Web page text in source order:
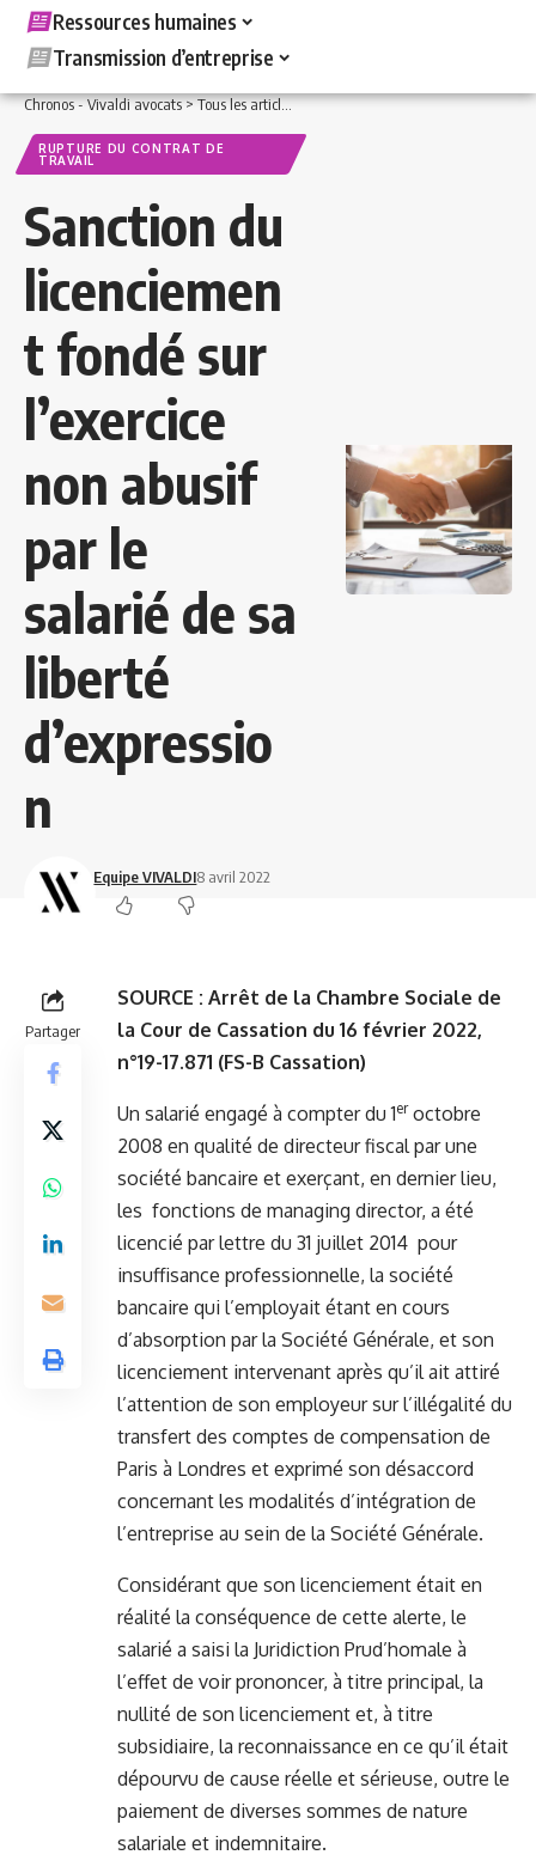
Ressources humaines
Transmission d’entreprise
Chronos - Vivaldi avocats>Tous les articles >Ressources humaines>Rupture
RUPTURE DU CONTRAT DE
TRAVAIL
Sanction du
licenciemen
t fondé sur
l’exercice
non abusif
par le
salarié de sa
liberté
d’expressio
n
Equipe VIVALDI8 avril 2022
Partager
SOURCE : Arrêt de la Chambre Sociale de
la Cour de Cassation du 16 février 2022,
n°19-17.871 (FS-B Cassation)
Un salarié engagé à compter du 1eroctobre
2008 en qualité de directeur fiscal par une
société bancaire et exerçant, en dernier lieu,
les fonctions de managing director, a été
licencié par lettre du 31 juillet 2014 pour
insuffisance professionnelle, la société
bancaire qui l’employait étant en cours
d’absorption par la Société Générale, et son
licenciement intervenant après qu’il ait attiré
l’attention de son employeur sur l’illégalité du
transfert des comptes de compensation de
Paris à Londres et exprimé son désaccord
concernant les modalités d’intégration de
l’entreprise au sein de la Société Générale.
Considérant que son licenciement était en
réalité la conséquence de cette alerte, le
salarié a saisi la Juridiction Prud’homale à
l’effet de voir prononcer, à titre principal, la
nullité de son licenciement et, à titre
subsidiaire, la reconnaissance en ce qu’il était
dépourvu de cause réelle et sérieuse, outre le
paiement de diverses sommes de nature
salariale et indemnitaire.